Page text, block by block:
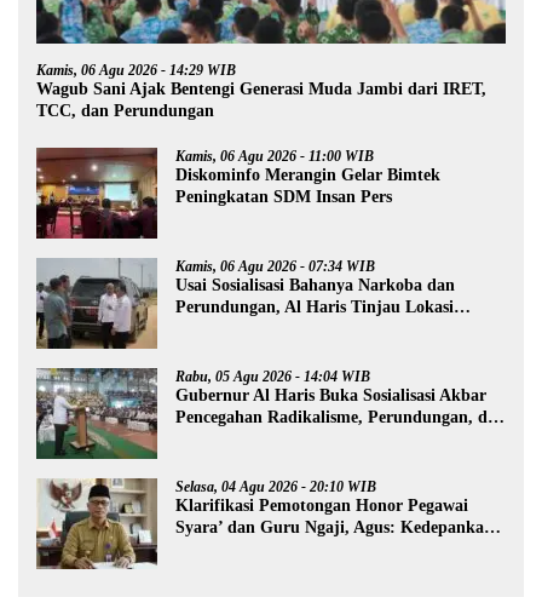
Kamis, 06 Agu 2026 - 14:29 WIB
Wagub Sani Ajak Bentengi Generasi Muda Jambi dari IRET,
TCC, dan Perundungan
Kamis, 06 Agu 2026 - 11:00 WIB
Diskominfo Merangin Gelar Bimtek
Peningkatan SDM Insan Pers
Kamis, 06 Agu 2026 - 07:34 WIB
Usai Sosialisasi Bahanya Narkoba dan
Perundungan, Al Haris Tinjau Lokasi
Rabu, 05 Agu 2026 - 14:04 WIB
Gubernur Al Haris Buka Sosialisasi Akbar
Pencegahan Radikalisme, Perundungan, dan
Selasa, 04 Agu 2026 - 20:10 WIB
Klarifikasi Pemotongan Honor Pegawai
Syara’ dan Guru Ngaji, Agus: Kedepankan